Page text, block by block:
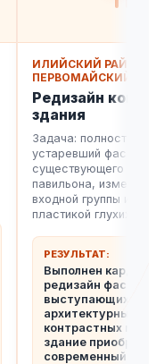
ИЛИЙСКИЙ РАЙОН,
ПЕРВОМАЙСКИЙ
Редизайн
здания
Задача: полностью
устаревший фасад
существующего
павильона,
входной группы и
пластикой глухих
РЕЗУЛЬТАТ:
Выполнен
редизайн фасада:
выступающих
архитектурных
контрастных
здание приобрело
современный вид.